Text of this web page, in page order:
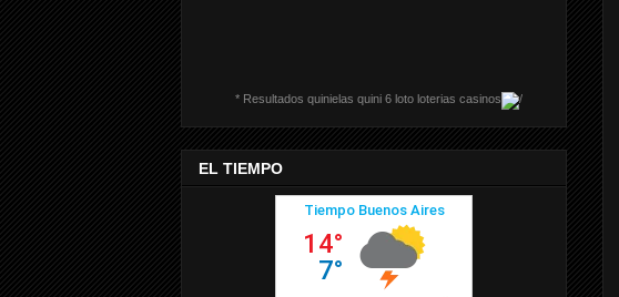
* Resultados quinielas quini 6 loto loterias casinos
EL TIEMPO